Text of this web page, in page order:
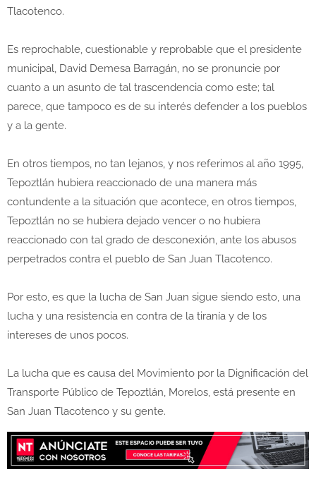
Tlacotenco.
Es reprochable, cuestionable y reprobable que el presidente
municipal, David Demesa Barragán, no se pronuncie por
cuanto a un asunto de tal trascendencia como este; tal
parece, que tampoco es de su interés defender a los pueblos
y a la gente.
En otros tiempos, no tan lejanos, y nos referimos al año 1995,
Tepoztlán hubiera reaccionado de una manera más
contundente a la situación que acontece, en otros tiempos,
Tepoztlán no se hubiera dejado vencer o no hubiera
reaccionado con tal grado de desconexión, ante los abusos
perpetrados contra el pueblo de San Juan Tlacotenco.
Por esto, es que la lucha de San Juan sigue siendo esto, una
lucha y una resistencia en contra de la tiranía y de los
intereses de unos pocos.
La lucha que es causa del Movimiento por la Dignificación del
Transporte Público de Tepoztlán, Morelos, está presente en
San Juan Tlacotenco y su gente.